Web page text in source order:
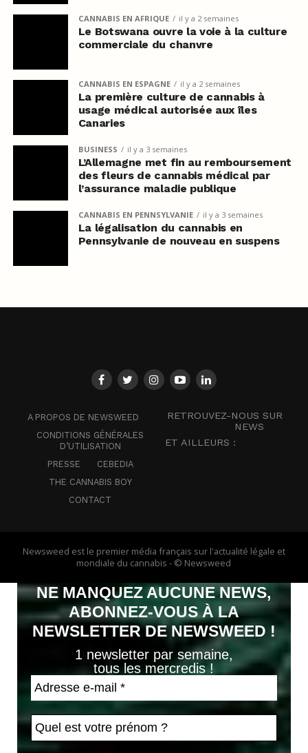
CANNABIS EN AFRIQUE il y a 2 semaines
Le Botswana ouvre la voie à la culture
commerciale du chanvre
CANNABIS EN ESPAGNE il y a 2 semaines
La première culture de cannabis à
usage médical autorisée aux îles
Canaries
BUSINESS il y a 3 semaines
L’Allemagne met fin au remboursement
des fleurs de cannabis médical par
l’assurance maladie publique
CANNABIS EN PENNSYLVANIE il y a 3 semaines
La légalisation du cannabis en
Pennsylvanie de nouveau en suspens
A PROPOS DE NEWSWEED
CONDITIONS GÉNÉRALES
D’UTILISATION
PRESSE
CEBEDIA
THE CANNABIS BOY
CONTACT
RETROUVEZ-NOUS SUR
NEWS
ET AILLEURS :
Newsweed est le premier média français sur l'actualité légale et
mondiale du cannabis - © Newsweed
NE MANQUEZ AUCUNE NEWS,
ABONNEZ-VOUS À LA
NEWSLETTER DE NEWSWEED !
1 newsletter par semaine,
tous les mercredis !